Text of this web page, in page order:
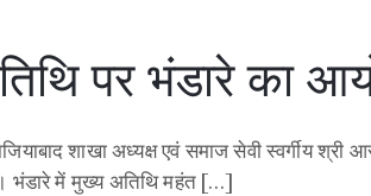
पर भंडारे का
शाखा अध्यक्ष एवं समाज सेवी स्वर्गीय श्री
भंडारे में मुख्य अतिथि महंत […]